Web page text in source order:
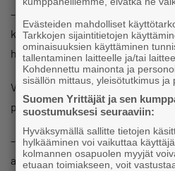
– Nyrkkisääntö on, että kuusi
kuukausi ennen joulua. Kun puu
haihtua ja kuusi alkaa hiljalleen
Vallitseva lauha talvisää on
pakkanen kuivattaa puuta
– Lauhalla säällä kuusta ei
asettamista. Sulatuksessa on
Evästeiden mahdolliset
Tarkkojen sijaintitietojen
ominaisuuksien käyttäminen
tallentaminen laitteelle ja/tai
Kohdennettu mainonta ja
sisällön mittaus, yleisötutkimus ja
Suomen Yrittäjät ja sen
suostumuksesi seuraaviin:
Hyväksymällä sallitte tietojen
hylkääminen voi vaikuttaa
kolmannen osapuolen myyjät
etuaan toimiakseen, voit